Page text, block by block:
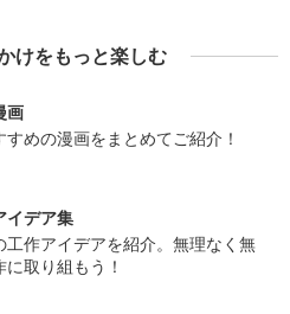
けをもっと楽しむ
画
めの漫画をまとめてご紹介！
イデア集
工作アイデアを紹介。無理なく無
取り組もう！